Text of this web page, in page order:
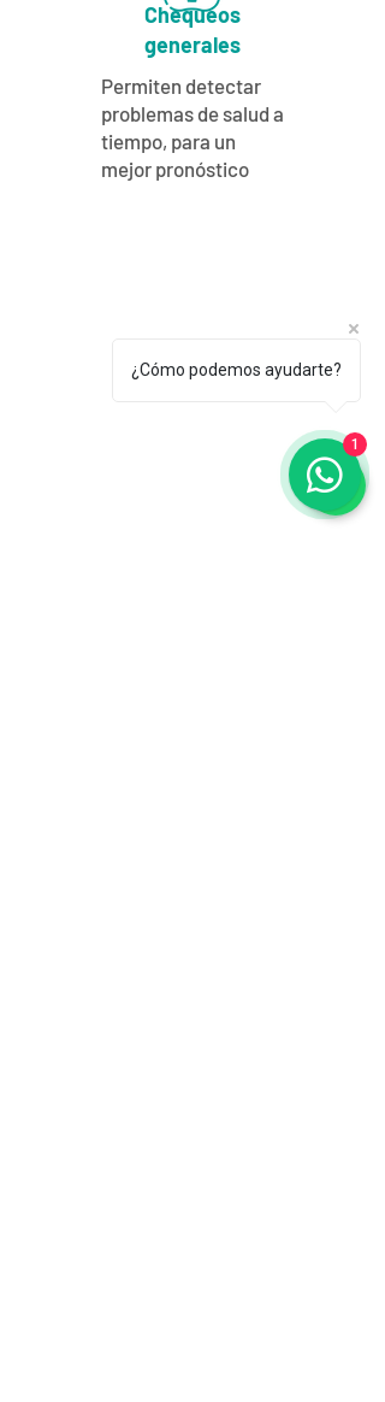
Chequeos
generales
Permiten detectar
problemas de salud a
tiempo, para un
mejor pronóstico
¿Cómo podemos ayudarte?
1